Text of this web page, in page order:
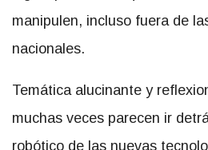
manipulen, incluso fuera de
nacionales.
Temática alucinante y
muchas veces parecen ir
robótico de las nuevas